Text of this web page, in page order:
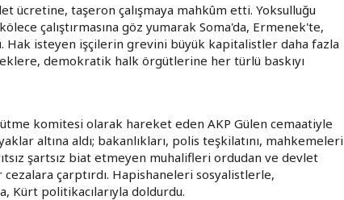
ücretine, taşeron çalışmaya mahkûm etti. Yoksulluğu
çalıştırmasına göz yumarak Soma'da, Ermenek'te,
Hak isteyen işçilerin grevini büyük kapitalistler daha fazla
demokratik halk örgütlerine her türlü baskıyı
komitesi olarak hareket eden AKP Gülen cemaatiyle
altına aldı; bakanlıkları, polis teşkilatını, mahkemeleri
şartsız biat etmeyen muhalifleri ordudan ve devlet
cezalara çarptırdı. Hapishaneleri sosyalistlerle,
politikacılarıyla doldurdu.